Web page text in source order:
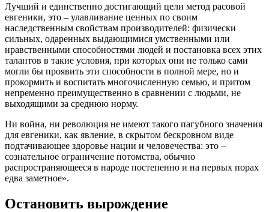
Лучший и единственно достигающий цели метод расовой
евгеники, это – улавливание ценных по своим
наследственным свойствам производителей: физически
сильных, одаренных выдающимися умственными или
нравственными способностями людей и постановка всех этих
талантов в такие условия, при которых они не только сами
могли бы проявить эти способности в полной мере, но и
прокормить и воспитать многочисленную семью, и притом
непременно преимущественно в сравнении с людьми, не
выходящими за среднюю норму.
Ни война, ни революция не имеют такого пагубного значения
для евгеники, как явление, в скрытом бескровном виде
подтачивающее здоровье нации и человечества: это –
сознательное ограничение потомства, обычно
распространяющееся в народе постепенно и на первых порах
едва заметное».
Остановить вырождение